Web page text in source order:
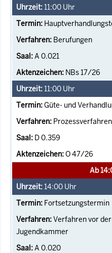
11:00 Uhr
Berufungen
A 0.021
NBs 17/26
11:00 Uhr
Güte- und
Prozessverfahren
D 0.359
O 47/26
Ab
14:00 Uhr
Fortsetzungstermin
Verfahren vor
Jugendkammer
A 0.020